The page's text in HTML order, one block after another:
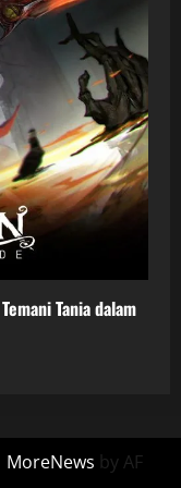
Tania dalam
MoreNews by AF